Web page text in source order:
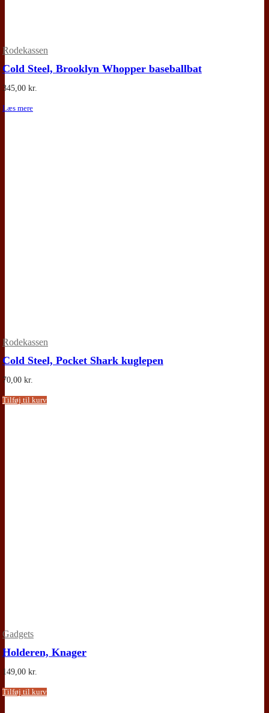
Rodekassen
Cold Steel, Brooklyn Whopper baseballbat
345,00 kr.
Læs mere
Rodekassen
Cold Steel, Pocket Shark kuglepen
70,00 kr.
Tilføj til kurv
Gadgets
Holderen, Knager
149,00 kr.
Tilføj til kurv